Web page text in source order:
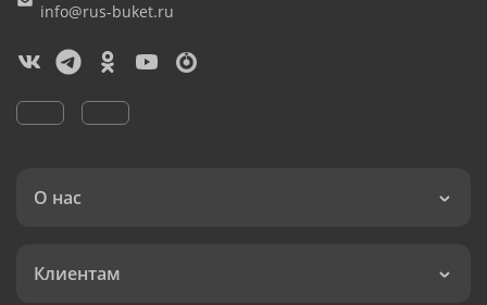
info@rus-buket.ru
О нас
Клиентам